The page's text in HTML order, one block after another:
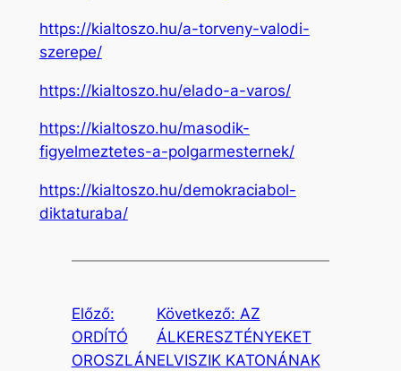
https://kialtoszo.hu/a-torveny-valodi-
szerepe/
https://kialtoszo.hu/elado-a-varos/
https://kialtoszo.hu/masodik-
figyelmeztetes-a-polgarmesternek/
https://kialtoszo.hu/demokraciabol-
diktaturaba/
Előző:
ORDÍTÓ
OROSZLÁN
Következő: AZ
ÁLKERESZTÉNYEKET
ELVISZIK KATONÁNAK